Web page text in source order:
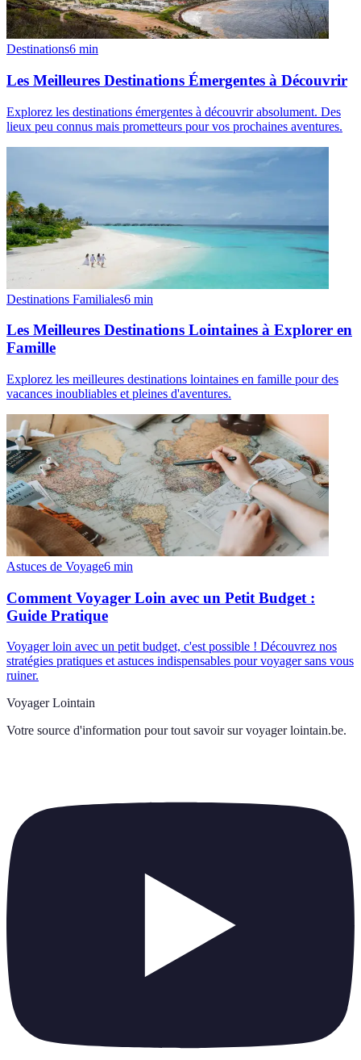
Destinations6 min
Les Meilleures Destinations Émergentes à Découvrir
Explorez les destinations émergentes à découvrir absolument. Des
lieux peu connus mais prometteurs pour vos prochaines aventures.
Destinations Familiales6 min
Les Meilleures Destinations Lointaines à Explorer en
Famille
Explorez les meilleures destinations lointaines en famille pour des
vacances inoubliables et pleines d'aventures.
Astuces de Voyage6 min
Comment Voyager Loin avec un Petit Budget :
Guide Pratique
Voyager loin avec un petit budget, c'est possible ! Découvrez nos
stratégies pratiques et astuces indispensables pour voyager sans vous
ruiner.
Voyager Lointain
Votre source d'information pour tout savoir sur voyager lointain.be.